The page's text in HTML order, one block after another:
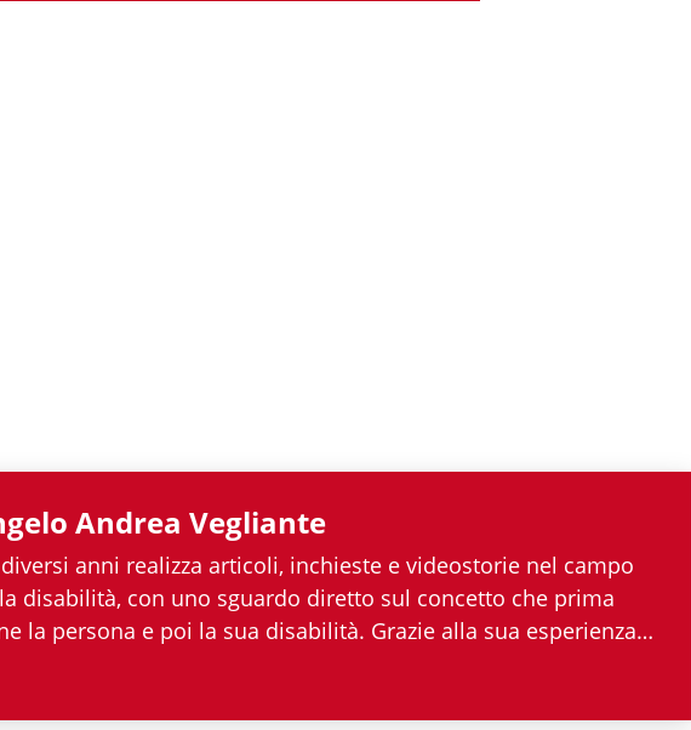
Andrea Vegliante
anni realizza articoli, inchieste e videostorie nel campo
disabilità, con uno sguardo diretto sul concetto che prima
la persona e poi la sua disabilità. Grazie alla sua esperienza
Vegliante ha potuto allargare le proprie competenze,